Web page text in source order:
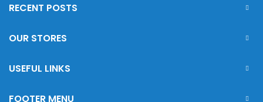
RECENT POSTS
OUR STORES
USEFUL LINKS
FOOTER MENU